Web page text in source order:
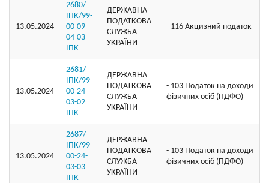
13.05.2024
2680/
ІПК/99-
00-09-
04-03
ІПК
ДЕРЖАВНА
ПОДАТКОВА
СЛУЖБА
УКРАЇНИ
- 116 Акцизний податок
13.05.2024
2681/
ІПК/99-
00-24-
03-02
ІПК
ДЕРЖАВНА
ПОДАТКОВА
СЛУЖБА
УКРАЇНИ
- 103 Податок на доходи
фізичних осіб (ПДФО)
13.05.2024
2687/
ІПК/99-
00-24-
03-03
ІПК
ДЕРЖАВНА
ПОДАТКОВА
СЛУЖБА
УКРАЇНИ
- 103 Податок на доходи
фізичних осіб (ПДФО)